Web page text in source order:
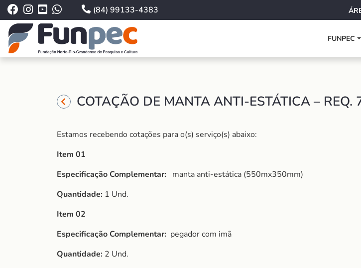
(84) 99133-4383
FUNPEC
COTAÇÃO DE MANTA ANTI-ESTÁTICA –
Estamos recebendo cotações para o(s) serviço(s) abaixo:
Item 01
Especificação Complementar: manta anti-estática (550mx350mm)
Quantidade: 1 Und.
Item 02
Especificação Complementar: pegador com imã
Quantidade: 2 Und.